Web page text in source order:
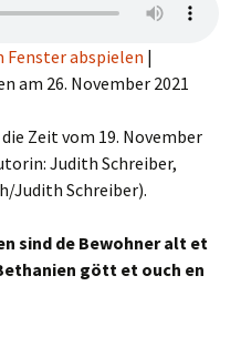
Fenster abspielen |
am 26. November 2021
Zeit vom 19. November
Judith Schreiber,
Judith Schreiber).
sind de Bewohner alt et
gött et ouch en